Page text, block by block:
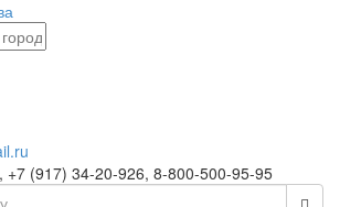
+7 (917) 34-20-926, 8-800-500-95-95